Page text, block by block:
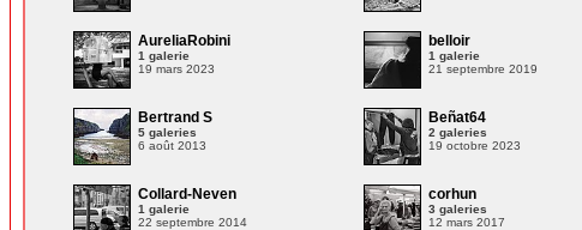
AureliaRobini
1 galerie
19 mars 2023
belloir
1 galerie
21 septembre 2019
Bertrand S
5 galeries
6 août 2013
Beñat64
2 galeries
19 octobre 2023
Collard-Neven
1 galerie
22 septembre 2014
corhun
3 galeries
12 mars 2017